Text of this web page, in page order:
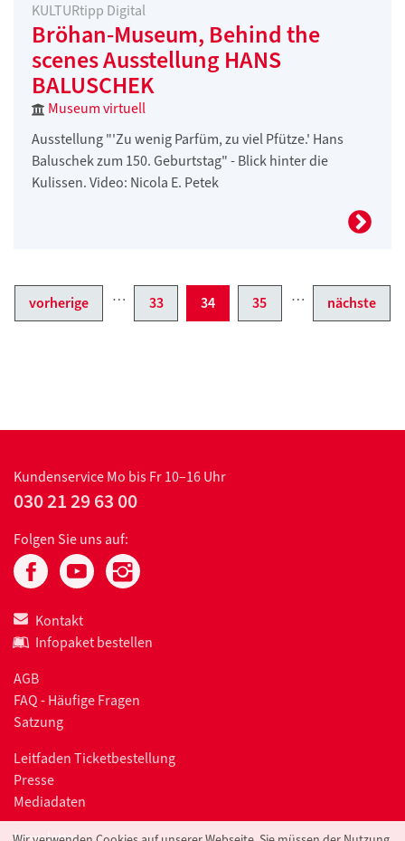
KULTURtipp Digital
Bröhan-Museum, Behind the
scenes Ausstellung HANS
BALUSCHEK
Museum virtuell
Ausstellung "'Zu wenig Parfüm, zu viel Pfütze.' Hans
Baluschek zum 150. Geburtstag" - Blick hinter die
Kulissen. Video: Nicola E. Petek
vorherige … 33 34 35 … nächste
KundenserviceMo bis Fr 10–16 Uhr
030 21 29 63 00
Folgen Sie uns auf:
Kontakt
Infopaket bestellen
AGB
FAQ - Häufige Fragen
Satzung
Leitfaden Ticketbestellung
Presse
Mediadaten